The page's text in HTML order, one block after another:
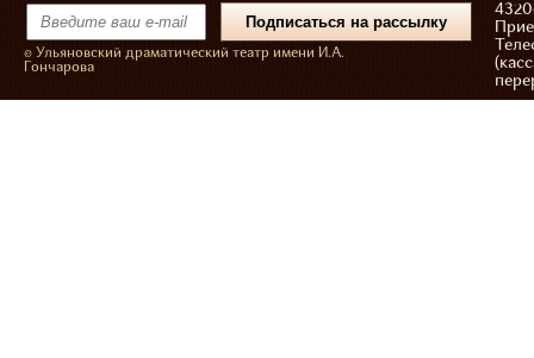
© Ульяновский драматический театр имени И.А.
Гончарова